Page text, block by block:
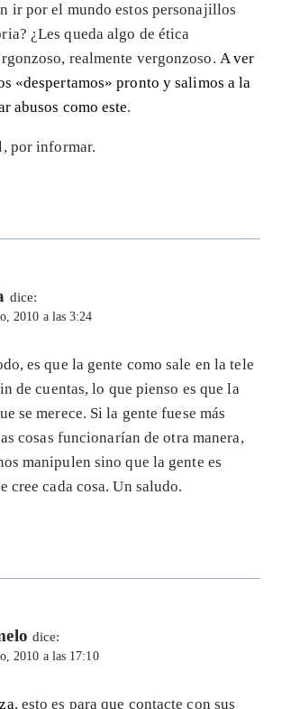
ir por el mundo estos personajillos
¿Les queda algo de ética
realmente vergonzoso. A ver
«despertamos» pronto y salimos a la
abusos como este.
por informar.
dice:
2010 a las 3:24
es que la gente como sale en la tele
de cuentas, lo que pienso es que la
se merece. Si la gente fuese más
cosas funcionarían de otra manera,
manipulen sino que la gente es
cree cada cosa. Un saludo.
dice:
2010 a las 17:10
, esto es para que contacte con sus